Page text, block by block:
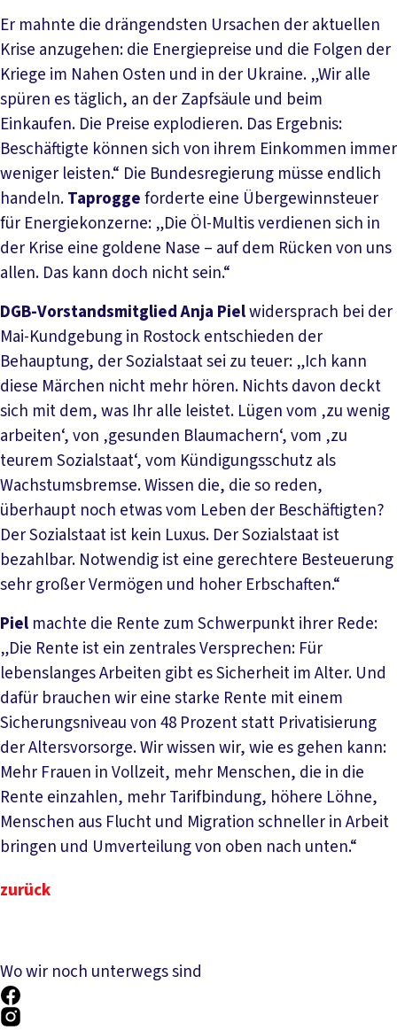
Er mahnte die drängendsten Ursachen der aktuellen
Krise anzugehen: die Energiepreise und die Folgen der
Kriege im Nahen Osten und in der Ukraine. „Wir alle
spüren es täglich, an der Zapfsäule und beim
Einkaufen. Die Preise explodieren. Das Ergebnis:
Beschäftigte können sich von ihrem Einkommen immer
weniger leisten.“ Die Bundesregierung müsse endlich
handeln.Taproggeforderte eine Übergewinnsteuer
für Energiekonzerne: „Die Öl-Multis verdienen sich in
der Krise eine goldene Nase – auf dem Rücken von uns
allen. Das kann doch nicht sein.“
DGB-Vorstandsmitglied Anja Pielwidersprach bei der
Mai-Kundgebung in Rostock entschieden der
Behauptung, der Sozialstaat sei zu teuer: „Ich kann
diese Märchen nicht mehr hören. Nichts davon deckt
sich mit dem, was Ihr alle leistet. Lügen vom ‚zu wenig
arbeiten‘, von ‚gesunden Blaumachern‘, vom ‚zu
teurem Sozialstaat‘, vom Kündigungsschutz als
Wachstumsbremse. Wissen die, die so reden,
überhaupt noch etwas vom Leben der Beschäftigten?
Der Sozialstaat ist kein Luxus. Der Sozialstaat ist
bezahlbar. Notwendig ist eine gerechtere Besteuerung
sehr großer Vermögen und hoher Erbschaften.“
Piel machte die Rente zum Schwerpunkt ihrer Rede:
„Die Rente ist ein zentrales Versprechen: Für
lebenslanges Arbeiten gibt es Sicherheit im Alter. Und
dafür brauchen wir eine starke Rente mit einem
Sicherungsniveau von 48 Prozent statt Privatisierung
der Altersvorsorge. Wir wissen wir, wie es gehen kann:
Mehr Frauen in Vollzeit, mehr Menschen, die in die
Rente einzahlen, mehr Tarifbindung, höhere Löhne,
Menschen aus Flucht und Migration schneller in Arbeit
bringen und Umverteilung von oben nach unten.“
zurück
Wo wir noch unterwegs sind